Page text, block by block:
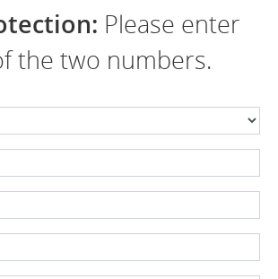
Please enter
the two numbers.